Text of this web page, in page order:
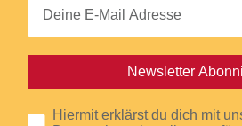
Newsletter
Hiermit erklärst du dich mit